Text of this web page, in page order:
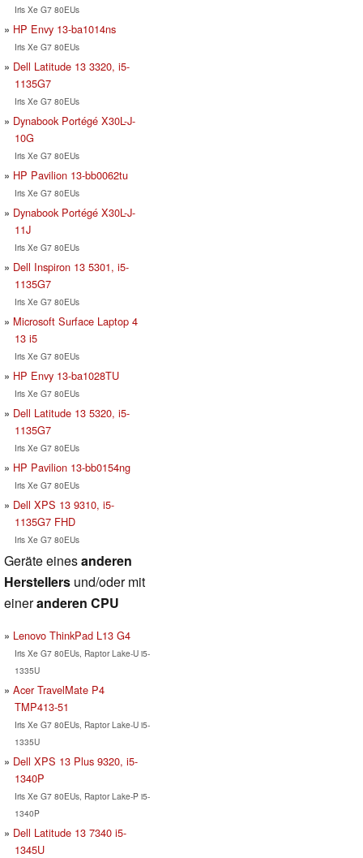
Iris Xe G7 80EUs
HP Envy 13-ba1014ns
Iris Xe G7 80EUs
Dell Latitude 13 3320, i5-
1135G7
Iris Xe G7 80EUs
Dynabook Portégé X30L-J-
10G
Iris Xe G7 80EUs
HP Pavilion 13-bb0062tu
Iris Xe G7 80EUs
Dynabook Portégé X30L-J-
11J
Iris Xe G7 80EUs
Dell Inspiron 13 5301, i5-
1135G7
Iris Xe G7 80EUs
Microsoft Surface Laptop 4
13 i5
Iris Xe G7 80EUs
HP Envy 13-ba1028TU
Iris Xe G7 80EUs
Dell Latitude 13 5320, i5-
1135G7
Iris Xe G7 80EUs
HP Pavilion 13-bb0154ng
Iris Xe G7 80EUs
Dell XPS 13 9310, i5-
1135G7 FHD
Iris Xe G7 80EUs
Geräte einesanderen
Herstellers und/oder mit
eineranderen CPU
Lenovo ThinkPad L13 G4
Iris Xe G7 80EUs, Raptor Lake-U i5-
1335U
Acer TravelMate P4
TMP413-51
Iris Xe G7 80EUs, Raptor Lake-U i5-
1335U
Dell XPS 13 Plus 9320, i5-
1340P
Iris Xe G7 80EUs, Raptor Lake-P i5-
1340P
Dell Latitude 13 7340 i5-
1345U